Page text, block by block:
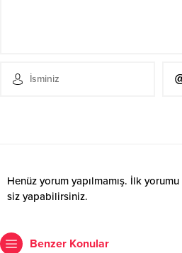
Henüz yorum yapılmamış. İlk yorumu
siz yapabilirsiniz.
Benzer Konular